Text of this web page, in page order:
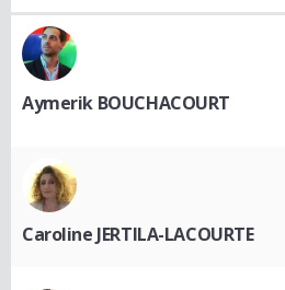
Aymerik BOUCHACOURT
Caroline JERTILA-LACOURTE